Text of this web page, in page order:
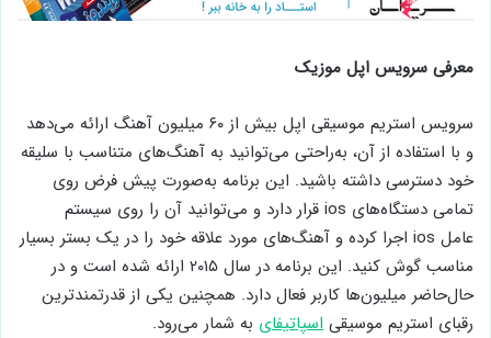
معرفی سرویس اپل موزیک
سرویس استریم موسیقی اپل بیش از ۶۰ میلیون آهنگ ارائه می‌دهد
و با استفاده از آن، به‌راحتی می‌توانید به آهنگ‌های متناسب با سلیقه
خود دسترسی داشته باشید. این برنامه به‌صورت پیش فرض روی
تمامی دستگاه‌های ios قرار دارد و می‌توانید آن را روی سیستم
عامل ios اجرا کرده و آهنگ‌های مورد علاقه خود را در یک بستر بسیار
مناسب گوش کنید. این برنامه در سال ۲۰۱۵ ارائه شده است و در
حال‌حاضر میلیون‌ها کاربر فعال دارد. همچنین یکی از قدرتمندترین
رقبای استریم موسیقی اسپاتیفای به ­شمار می‌رود.